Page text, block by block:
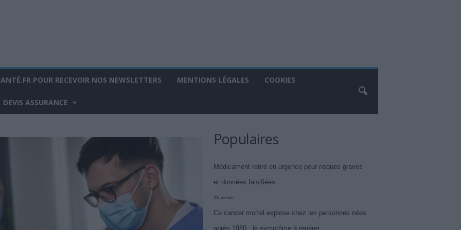
POUR RECEVOIR NOS NEWSLETTERS MENTIONS LÉGALES COOKIES
DEVIS ASSURANCE
Populaires
Médicament retiré en urgence pour risques graves
et données falsifiées
3k views
Ce cancer mortel explose chez les personnes nées
après 1980 : le symptôme à repérer